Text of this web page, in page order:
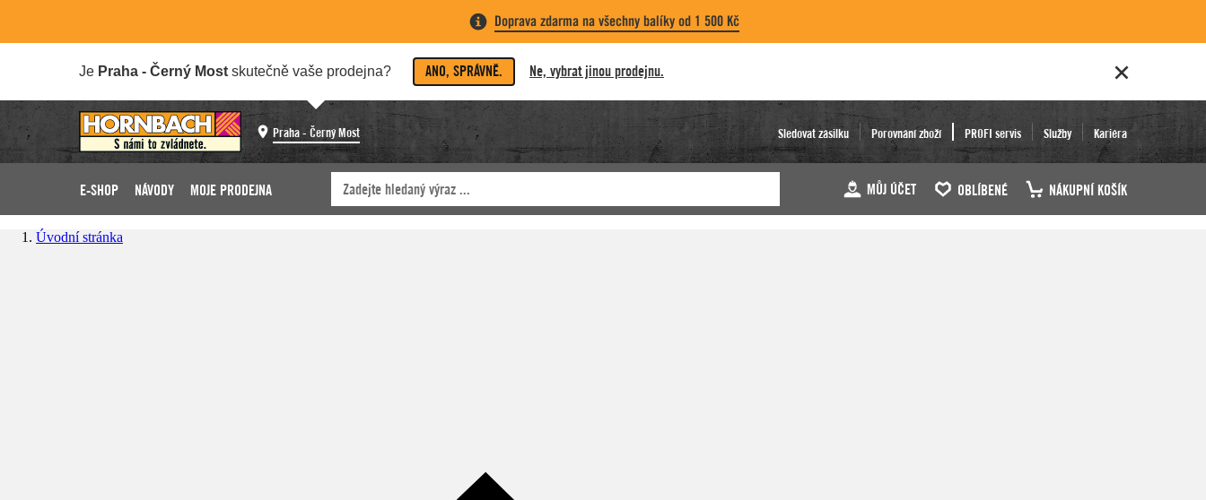
Doprava zdarma na všechny balíky od 1 500 Kč
Je Praha - Černý Most skutečně vaše prodejna? ANO, SPRÁVNĚ. Ne, vybrat jinou prodejnu.
Praha - Černý Most Sledovat zásilku Porovnání zboží PROFI servis Služby Kariéra
E-SHOP NÁVODY MOJE PRODEJNA MŮJ ÚČET OBLÍBENÉ NÁKUPNÍ KOŠÍK
Úvodní stránka